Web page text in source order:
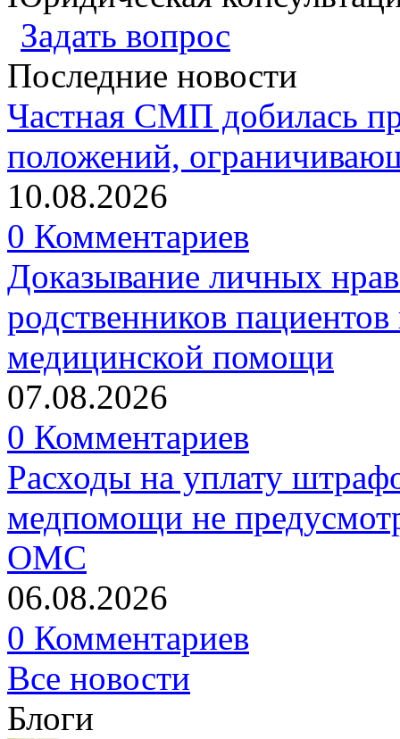
Задать вопрос
Последние новости
Частная СМП добилась
положений,
10.08.2026
0 Комментариев
Доказывание личных
родственников
медицинской помощи
07.08.2026
0 Комментариев
Расходы на уплату
медпомощи не
ОМС
06.08.2026
0 Комментариев
Все новости
Блоги